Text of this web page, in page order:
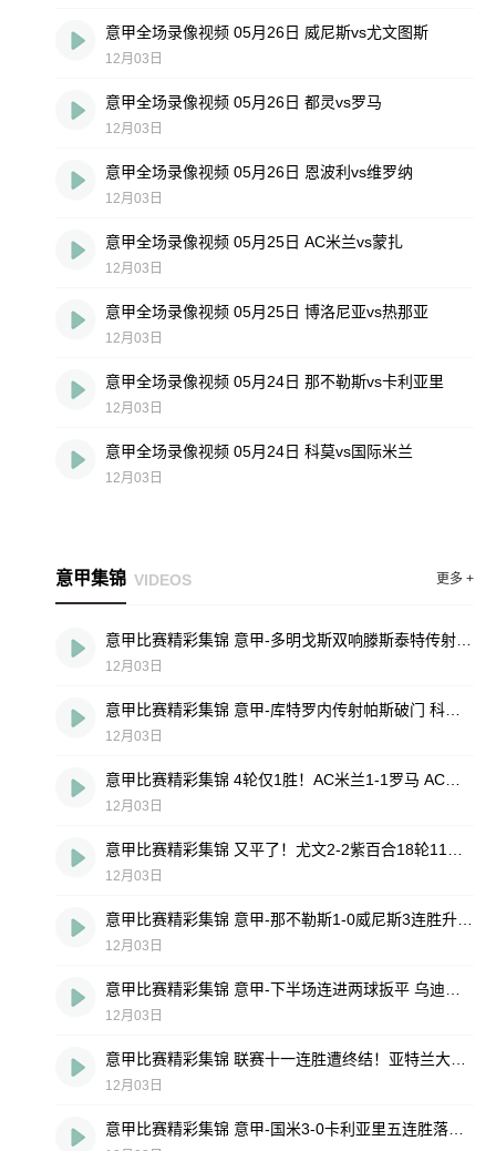
意甲全场录像视频 05月26日 威尼斯vs尤文图斯
12月03日
意甲全场录像视频 05月26日 都灵vs罗马
12月03日
意甲全场录像视频 05月26日 恩波利vs维罗纳
12月03日
意甲全场录像视频 05月25日 AC米兰vs蒙扎
12月03日
意甲全场录像视频 05月25日 博洛尼亚vs热那亚
12月03日
意甲全场录像视频 05月24日 那不勒斯vs卡利亚里
12月03日
意甲全场录像视频 05月24日 科莫vs国际米兰
12月03日
意甲集锦 VIDEOS 更多 +
12月03日
12月03日
12月03日
12月03日
12月03日
12月03日
12月03日